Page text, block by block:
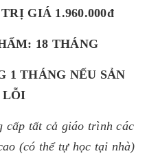
GIÁ 1.960.000đ
18 THÁNG
1 THÁNG NẾU SẢN
LỖI
cấp tất cả giáo trình các
(có thể tự học tại nhà)